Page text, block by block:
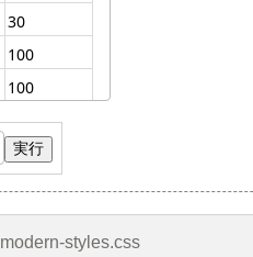
modern-styles.css